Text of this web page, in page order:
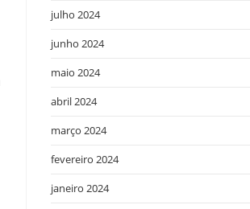
julho 2024
junho 2024
maio 2024
abril 2024
março 2024
fevereiro 2024
janeiro 2024